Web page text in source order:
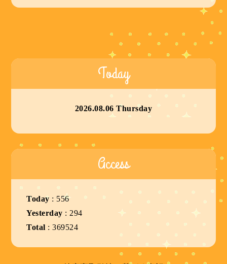
Today
2026.08.06 Thursday
Access
Today : 556
Yesterday : 294
Total :369524